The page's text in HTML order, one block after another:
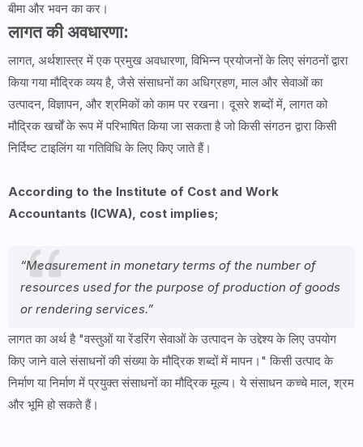
बीमा और भवन का कर।
लागत की अवधारणा:
लागत, अर्थशास्त्र में एक प्रमुख अवधारणा, विभिन्न प्रयोजनों के लिए संगठनों द्वारा
किया गया मौद्रिक व्यय है, जैसे संसाधनों का अधिग्रहण, माल और सेवाओं का
उत्पादन, विज्ञापन, और श्रमिकों को काम पर रखना। दूसरे शब्दों में, लागत को
मौद्रिक खर्चों के रूप में परिभाषित किया जा सकता है जो किसी संगठन द्वारा किसी
निर्दिष्ट टाइलिंग या गतिविधि के लिए किए जाते हैं।
According to the Institute of Cost and Work
Accountants (ICWA), cost implies;
“Measurement in monetary terms of the number of
resources used for the purpose of production of goods
or rendering services.”
लागत का अर्थ है "वस्तुओं या रेंडरिंग सेवाओं के उत्पादन के उद्देश्य के लिए उपयोग
किए जाने वाले संसाधनों की संख्या के मौद्रिक शब्दों में मापन।" किसी उत्पाद के
निर्माण या निर्माण में प्रयुक्त संसाधनों का मौद्रिक मूल्य। ये संसाधन कच्चे माल, श्रम
और भूमि हो सकते हैं।